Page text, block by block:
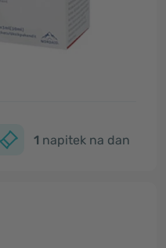
1 napitek na dan